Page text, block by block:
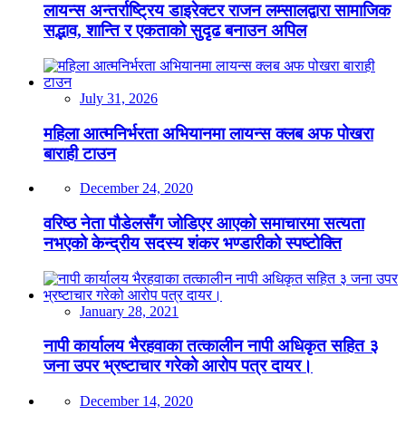
लायन्स अन्तर्राष्ट्रिय डाइरेक्टर राजन लम्सालद्वारा सामाजिक
सद्भाव, शान्ति र एकताको सुदृढ बनाउन अपिल
July 31, 2026
महिला आत्मनिर्भरता अभियानमा लायन्स क्लब अफ पोखरा
बाराही टाउन
December 24, 2020
वरिष्ठ नेता पौडेलसँग जोडिएर आएको समाचारमा सत्यता
नभएको केन्द्रीय सदस्य शंकर भण्डारीको स्पष्टोक्ति
January 28, 2021
नापी कार्यालय भैरहवाका तत्कालीन नापी अधिकृत सहित ३
जना उपर भ्रष्टाचार गरेको आरोप पत्र दायर।
December 14, 2020